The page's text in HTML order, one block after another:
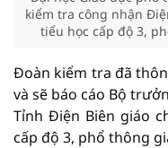
kiểm tra công nhận
tiểu học cấp độ 3,
Đoàn kiểm tra đã
và sẽ báo cáo Bộ
Tỉnh Điện Biên giáo
cấp độ 3, phổ thông